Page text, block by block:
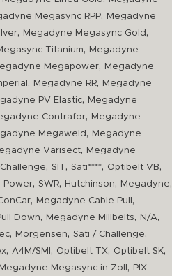
Megasync RPP,
Megadyne
, Megadyne Megasync Gold ,
Titanium,
Megadyne
Megapower,
Megadyne
, Megadyne RR,
Megadyne
PV Elastic,
Megadyne
Contrafor,
Megadyne
Megaweld ,
Megadyne
Varisect,
Megadyne
Challenge, SIT, Sati****, Optibelt VB,
Power, SWR, Hutchinson, Megadyne,
, Megadyne Cable Pull ,
Down, Megadyne Millbelts, N/A,
, Morgensen, Sati / Challenge,
, A4M/SMI , Optibelt TX, Optibelt SK,
Megadyne Megasync in Zoll , PIX